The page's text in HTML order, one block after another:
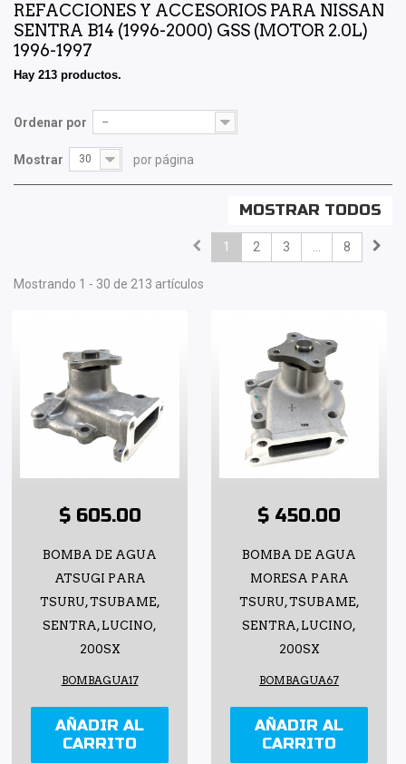
REFACCIONES Y ACCESORIOS PARA NISSAN
SENTRA B14 (1996-2000) GSS (MOTOR 2.0L)
1996-1997
Hay 213 productos.
Ordenar por --
Mostrar 30 por página
MOSTRAR TODOS
1 2 3 ... 8
Mostrando 1 - 30 de 213 artículos
$ 605.00
BOMBA DE AGUA
ATSUGI PARA
TSURU, TSUBAME,
SENTRA, LUCINO,
200SX
BOMBAGUA17
AÑADIR AL
CARRITO
$ 450.00
BOMBA DE AGUA
MORESA PARA
TSURU, TSUBAME,
SENTRA, LUCINO,
200SX
BOMBAGUA67
AÑADIR AL
CARRITO